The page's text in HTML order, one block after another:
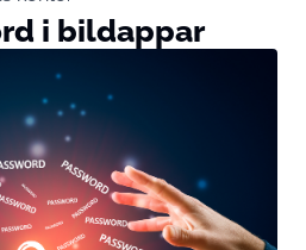
i bildappar